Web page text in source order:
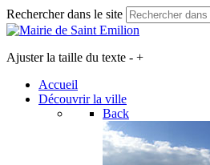
Rechercher dans le site
Ajuster la taille du texte - +
Accueil
Découvrir la ville
Back